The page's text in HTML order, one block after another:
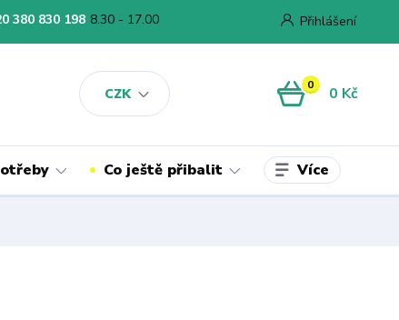
CZK
Přihlášení
380 830 198 8.30 - 17.00
0 0 Kč
Co ještě přibalit Více